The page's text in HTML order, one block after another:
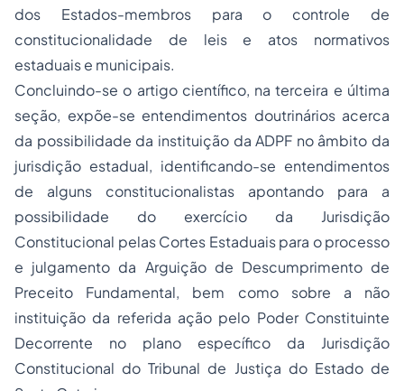
dos Estados-membros para o controle de
constitucionalidade de leis e atos normativos
estaduais e municipais.
Concluindo-se o artigo científico, na terceira e última
seção, expõe-se entendimentos doutrinários acerca
da possibilidade da instituição da ADPF no âmbito da
jurisdição estadual, identificando-se entendimentos
de alguns constitucionalistas apontando para a
possibilidade do exercício da Jurisdição
Constitucional pelas Cortes Estaduais para o processo
e julgamento da Arguição de Descumprimento de
Preceito Fundamental, bem como sobre a não
instituição da referida ação pelo Poder Constituinte
Decorrente no plano específico da Jurisdição
Constitucional do Tribunal de Justiça do Estado de